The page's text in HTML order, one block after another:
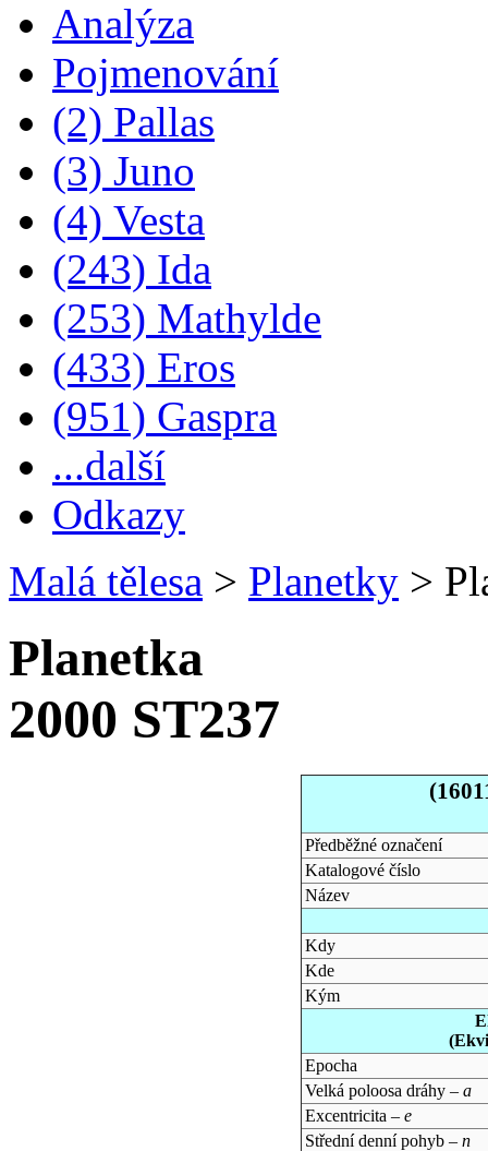
Analýza
Pojmenování
(2) Pallas
(3) Juno
(4) Vesta
(243) Ida
(253) Mathylde
(433) Eros
(951) Gaspra
...další
Odkazy
Malá tělesa > Planetky >
Planetka
2000 ST237
Předběžné označení
Katalogové číslo
Název
Kdy
Kde
Kým
Epocha
Velká poloosa dráhy – a
Excentricita – e
Střední denní pohyb – n